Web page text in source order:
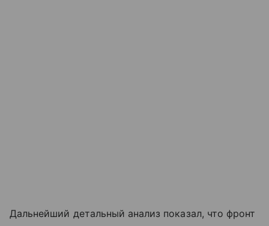
Дальнейший детальный анализ показал, что фронт